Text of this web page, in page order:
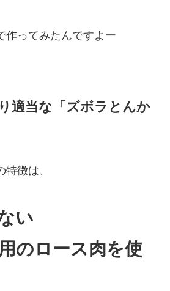
作ってみたんですよー
適当な「ズボラとんか
徴は、
い
のロース肉を使